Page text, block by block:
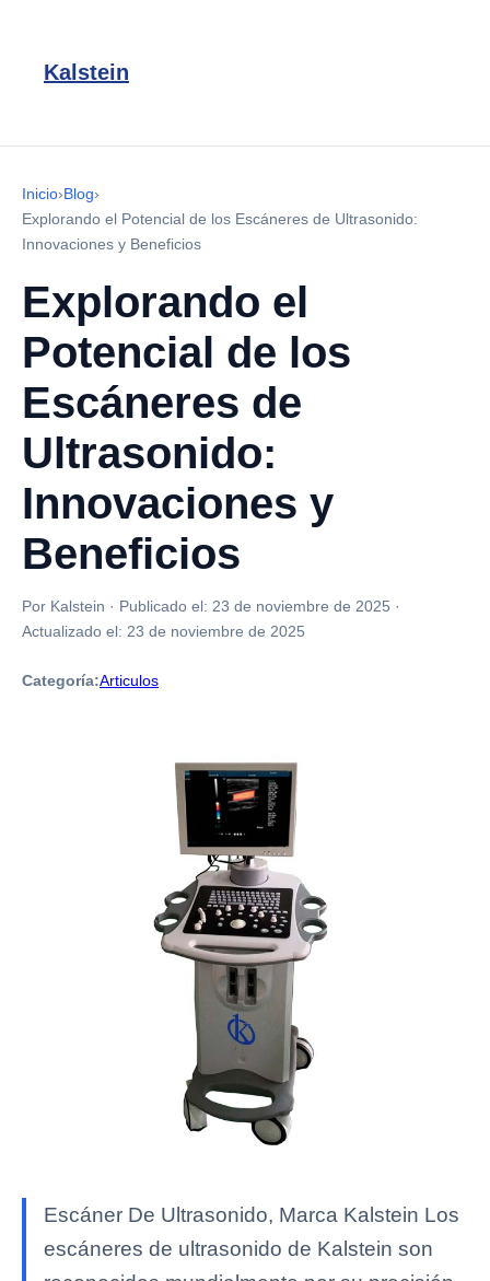
Kalstein
Inicio›Blog›
Explorando el Potencial de los Escáneres de Ultrasonido:
Innovaciones y Beneficios
Explorando el
Potencial de los
Escáneres de
Ultrasonido:
Innovaciones y
Beneficios
Por Kalstein · Publicado el: 23 de noviembre de 2025 ·
Actualizado el: 23 de noviembre de 2025
Categoría:Articulos
Escáner De Ultrasonido, Marca Kalstein Los
escáneres de ultrasonido de Kalstein son